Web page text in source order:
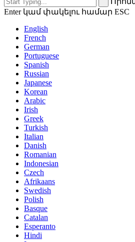
Enter կամ փակելու համար ESC
English
French
German
Portuguese
Spanish
Russian
Japanese
Korean
Arabic
Irish
Greek
Turkish
Italian
Danish
Romanian
Indonesian
Czech
Afrikaans
Swedish
Polish
Basque
Catalan
Esperanto
Hindi